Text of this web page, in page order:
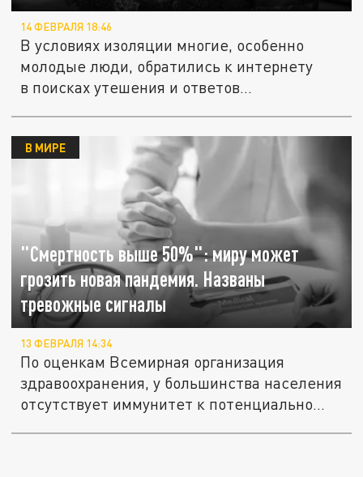
14 ФЕВРАЛЯ 18:46
В условиях изоляции многие, особенно
молодые люди, обратились к интернету
в поисках утешения и ответов...
"Смертность выше 50%": миру может
грозить новая пандемия. Названы
тревожные сигналы
В МИРЕ
13 ФЕВРАЛЯ 14:34
По оценкам Всемирная организация
здравоохранения, у большинства населения
отсутствует иммунитет к потенциально...